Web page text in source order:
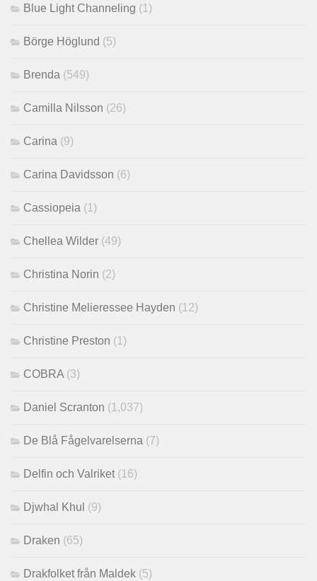
Blue Light Channeling (1)
Börge Höglund (5)
Brenda (549)
Camilla Nilsson (26)
Carina (9)
Carina Davidsson (6)
Cassiopeia (1)
Chellea Wilder (49)
Christina Norin (2)
Christine Melieressee Hayden (12)
Christine Preston (1)
COBRA (3)
Daniel Scranton (1,037)
De Blå Fågelvarelserna (7)
Delfin och Valriket (16)
Djwhal Khul (9)
Draken (65)
Drakfolket från Maldek (5)